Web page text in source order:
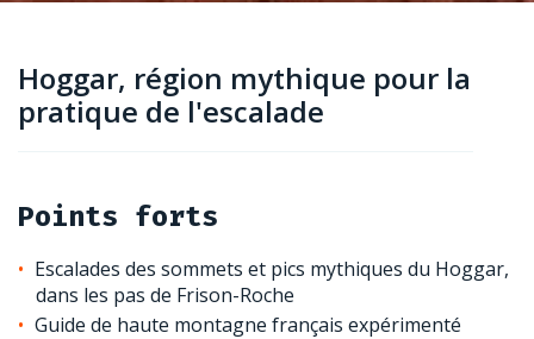
Hoggar, région mythique pour la
pratique de l'escalade
Points forts
Escalades des sommets et pics mythiques du Hoggar,
dans les pas de Frison-Roche
Guide de haute montagne français expérimenté